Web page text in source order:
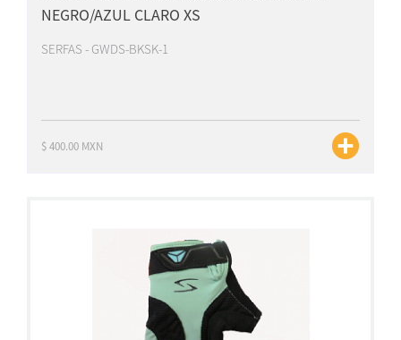
NEGRO/AZUL CLARO XS
SERFAS - GWDS-BKSK-1
$ 400.00 MXN